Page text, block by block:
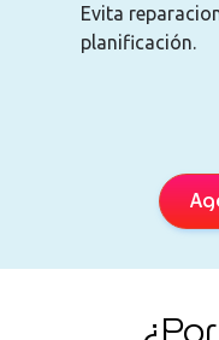
Evita
planificación.